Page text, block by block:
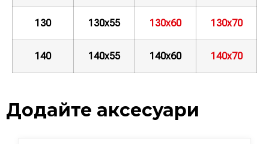
130 130х55 130х60 130х70
140 140х55 140х60 140х70
Додайте аксесуари